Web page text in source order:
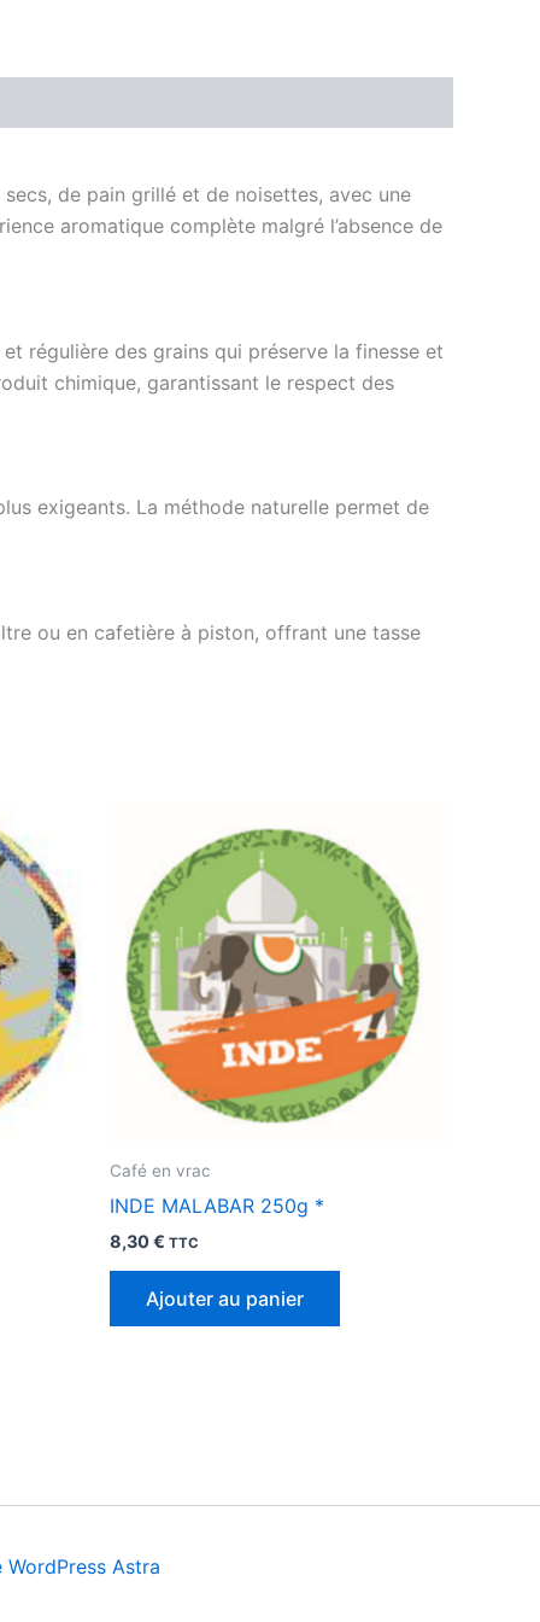
de pain grillé et de noisettes, avec une
aromatique complète malgré l’absence de
régulière des grains qui préserve la finesse et
chimique, garantissant le respect des
exigeants. La méthode naturelle permet de
ou en cafetière à piston, offrant une tasse
Café en vrac
INDE MALABAR 250g *
8,30€ TTC
Ajouter au panier
WordPress Astra